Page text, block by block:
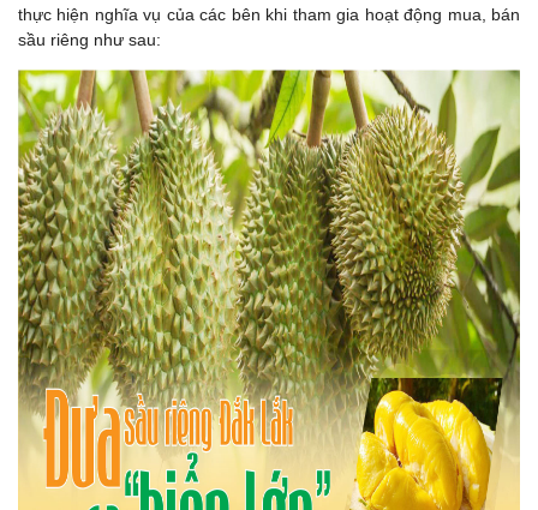
thực hiện nghĩa vụ của các bên khi tham gia hoạt động mua, bán
sầu riêng như sau: